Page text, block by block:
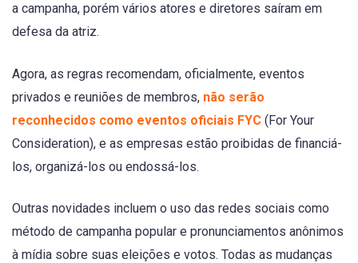
a campanha, porém vários atores e diretores saíram em
defesa da atriz.
Agora, as regras recomendam, oficialmente, eventos
privados e reuniões de membros, não serão
reconhecidos como eventos oficiais FYC (For Your
Consideration), e as empresas estão proibidas de financiá-
los, organizá-los ou endossá-los.
Outras novidades incluem o uso das redes sociais como
método de campanha popular e pronunciamentos anônimos
à mídia sobre suas eleições e votos. Todas as mudanças